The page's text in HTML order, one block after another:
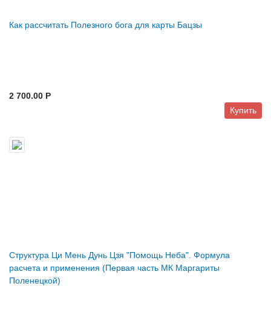
Как рассчитать Полезного бога для карты Бацзы
2 700.00 P
Купить
Структура Ци Мень Дунь Цзя "Помощь Неба". Формула
расчета и применения (Первая часть МК Маргариты
Поленецкой)